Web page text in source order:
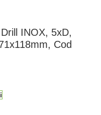
INOX, 5xD,
Cod